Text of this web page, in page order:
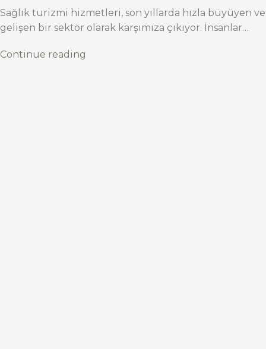
Sağlık turizmi hizmetleri, son yıllarda hızla büyüyen ve
gelişen bir sektör olarak karşımıza çıkıyor. İnsanlar…
Continue reading